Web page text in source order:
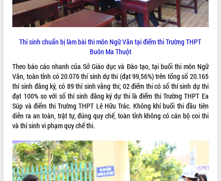
Hội nghị UBND tỉnh Đắk Lắk thường kỳ
tháng 7/2026
Lễ truy tặng danh hiệu “Bà Mẹ Việt
Nam Anh hùng” và trao Huân chương
UBND tỉnh Đắk Lắk triển khai nhiệm
vụ 6 tháng cuối năm 2026
Kỳ họp thứ Hai, Hội đồng nhân dân
tỉnh khóa XI quyết nghị nhiều nội dung
quan trọng
Bí thư Tỉnh ủy Lương Nguyễn Minh
Triết thăm, tặng quà người có công với
Rà soát, hoàn thiện hệ thống thiết chế
văn hóa, thể thao đáp ứng yêu cầu
phát triển mới
LIÊN KẾT WEB
Thí sinh chuẩn bị làm bài thi môn Ngữ Văn tại điểm thi Trường THPT
Buôn Ma Thuột
Theo báo cáo nhanh của Sở Giáo dục và Đào tạo, tại buổi thi môn Ngữ
Văn, toàn tỉnh có 20.076 thí sinh dự thi (đạt 99,56%) trên tổng số 20.165
thí sinh đăng ký, có 89 thí sinh vắng thi; 02 điểm thi có số thí sinh dự thi
đạt 100% so với số thí sinh đăng ký dự thi là điểm thi Trường THPT Ea
Súp và điểm thi Trường THPT Lê Hữu Trác. Không khí buổi thi đầu tiên
diễn ra an toàn, trật tự, đúng quy chế, toàn tỉnh không có cán bộ coi thi
và thí sinh vi phạm quy chế thi.